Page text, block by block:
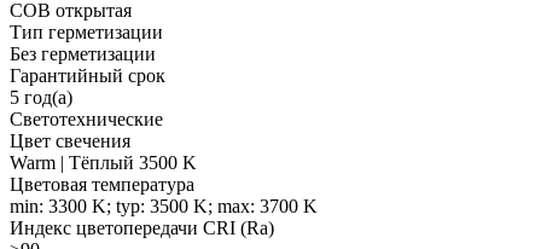
COB открытая
Тип герметизации
Без герметизации
Гарантийный срок
5 год(а)
Светотехнические
Цвет свечения
Warm | Тёплый 3500 K
Цветовая температура
min: 3300 K; typ: 3500 K; max: 3700 K
Индекс цветопередачи CRI (Ra)